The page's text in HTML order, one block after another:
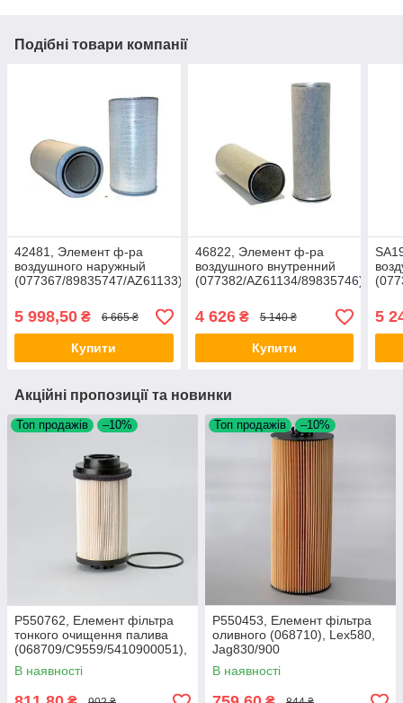
Подібні товари компанії
42481, Элемент ф-ра
воздушного наружный
(077367/89835747/AZ61133),
900
5 998,50 ₴ 6 665 ₴
Купити
46822, Элемент ф-ра
воздушного внутренний
(077382/AZ61134/89835746),
900
4 626₴ 5 140 ₴
Купити
900
5
Акційні пропозиції та новинки
Топ продажів –10%
P550762, Елемент фільтра
тонкого очищення палива
(068709/C9559/5410900051),
M350/360, Jag830/900
В наявності
Топ продажів –10%
P550453, Елемент фільтра
оливного (068710), Lex580,
Jag830/900
В наявності